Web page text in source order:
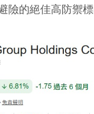
險的絕佳高防禦標